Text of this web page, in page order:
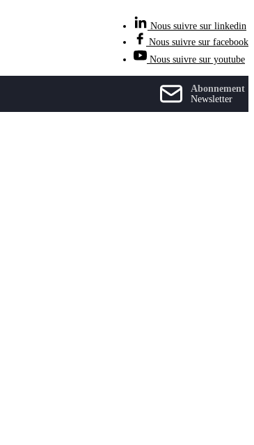
Nous suivre sur linkedin
Nous suivre sur facebook
Nous suivre sur youtube
Abonnement
Newsletter